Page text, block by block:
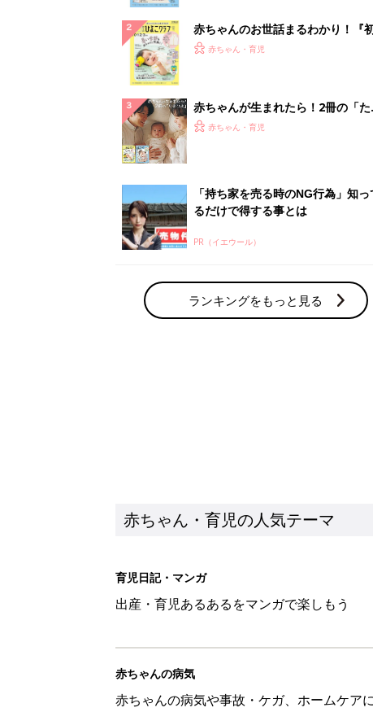
赤ちゃんのお世話まるわかり！『
てのひよこクラブ 夏号』〈巻頭大特
赤ちゃん・育児
赤ちゃんが生まれたら！2冊の「た
ひよ」
赤ちゃん・育児
「持ち家を売る時のNG行為」知っ
るだけで得する事とは
PR（イエウール）
ランキングをもっと見る
赤ちゃん・育児の人気テーマ
育児日記・マンガ
出産・育児あるあるをマンガで楽しもう
赤ちゃんの病気
赤ちゃんの病気や事故・ケガ、ホームケア